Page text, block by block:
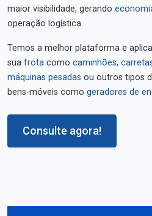
maior visibilidade, gerando
operação logística.
Temos a melhor plataforma e
sua frota como caminhões,
máquinas pesadas ou outros tipos
bens-móveis como geradores de
Consulte agora!